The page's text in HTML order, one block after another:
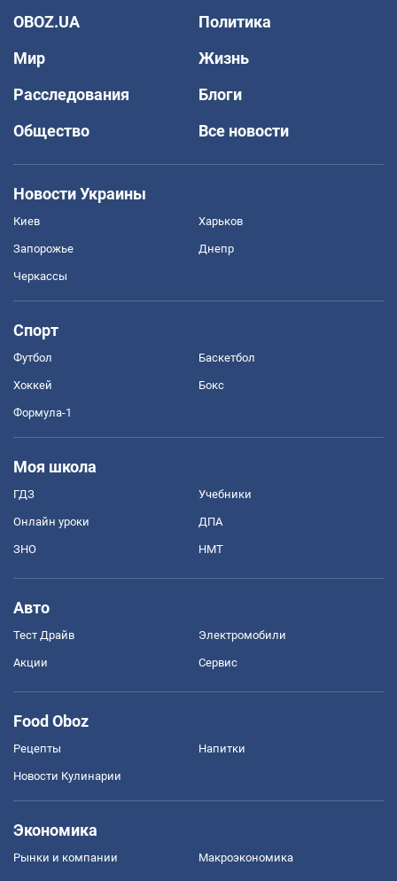
OBOZ.UA
Политика
Мир
Жизнь
Расследования
Блоги
Общество
Все новости
Новости Украины
Киев Харьков
Запорожье Днепр
Черкассы
Спорт
Футбол Баскетбол
Хоккей Бокс
Формула-1
Моя школа
ГДЗ Учебники
Онлайн уроки ДПА
ЗНО НМТ
Авто
Тест Драйв Электромобили
Акции Сервис
Food Oboz
Рецепты Напитки
Новости Кулинарии
Экономика
Рынки и компании Mакроэкономика